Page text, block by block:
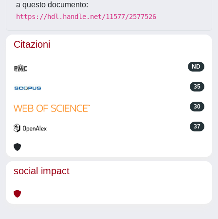
a questo documento:
https://hdl.handle.net/11577/2577526
Citazioni
ND
35
30
37
social impact